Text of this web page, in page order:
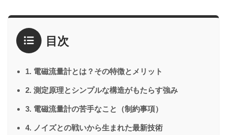
目次
1. 電磁流量計とは？その特徴とメリット
2. 測定原理とシンプルな構造がもたらす強み
3. 電磁流量計の苦手なこと（制約事項）
4. ノイズとの戦いから生まれた最新技術